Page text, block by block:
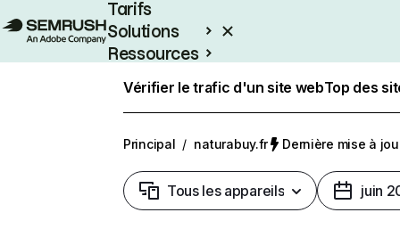
Tarifs
Solutions
Ressources
Vérifier le trafic d'un site webTop des
Principal / naturabuy.fr Dernière mise à
Tous les appareils juin